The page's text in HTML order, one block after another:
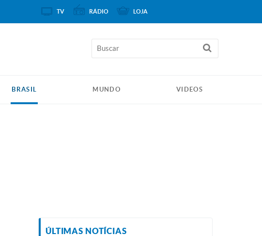
BRASIL MUNDO VIDEOS
ÚLTIMAS NOTÍCIAS
TV RÁDIO LOJA